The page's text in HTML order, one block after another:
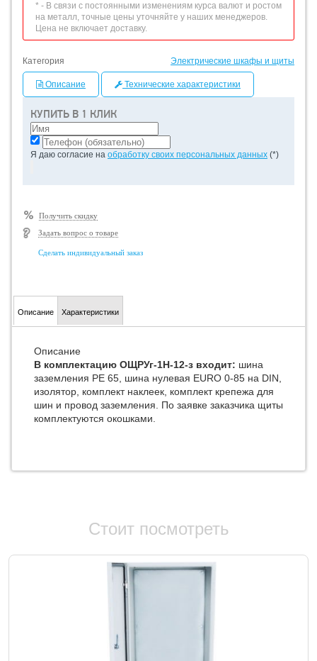
КУПИТЬ В 1 КЛИК
Я даю согласие на обработку своих персональных данных (*)
Получить скидку
Задать вопрос о товаре
Сделать индивидуальный заказ
* - В связи с постоянными изменениям курса валют и ростом
на металл, точные цены уточняйте у наших менеджеров.
Цена не включает доставку.
Категория Электрические шкафы и щиты
Описание Технические характеристики
Описание Характеристики
Описание
В комплектацию ОЩРУг-1Н-12-з входит: шина
заземления РЕ 65, шина нулевая EURO 0-85 на DIN,
изолятор, комплект наклеек, комплект крепежа для
шин и провод заземления. По заявке заказчика щиты
комплектуются окошками.
Стоит посмотреть